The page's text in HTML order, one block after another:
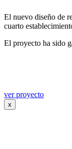
El nuevo diseño de
cuarto
El proyecto ha sido
ver proyecto
x